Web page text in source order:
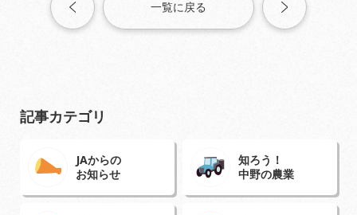
一覧に戻る
記事カテゴリ
JAからの
お知らせ
知ろう！
中野の農業